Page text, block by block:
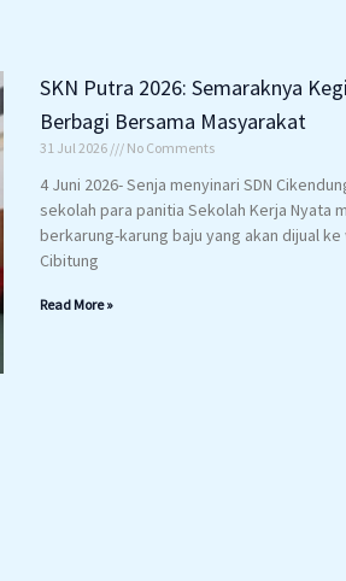
SKN Putra 2026: Semaraknya
Berbagi Bersama Masyarakat
31 Jul 2026 No Comments
4 Juni 2026- Senja menyinari SDN
sekolah para panitia Sekolah Kerja Nyata
berkarung-karung baju yang akan dijual
Cibitung
Read More »